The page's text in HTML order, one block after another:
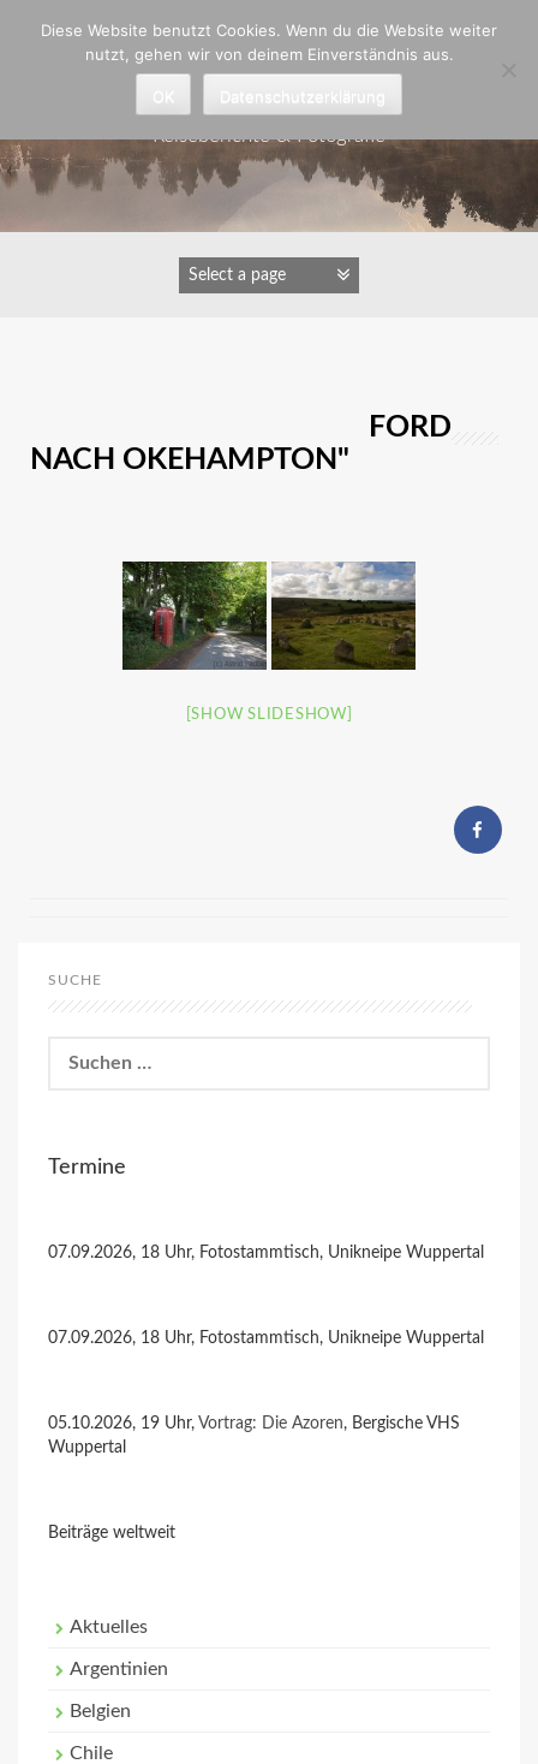
Astrid Padberg
Reiseberichte & Fotografie
IMAGES TAGGED "CHAGFORD
NACH OKEHAMPTON"
[SHOW SLIDESHOW]
SUCHE
nach:
Termine
07.09.2026, 18 Uhr, Fotostammtisch, Unikneipe Wuppertal
07.09.2026, 18 Uhr, Fotostammtisch, Unikneipe Wuppertal
05.10.2026, 19 Uhr, Vortrag: Die Azoren, Bergische VHS
Wuppertal
Beiträge weltweit
Aktuelles
Argentinien
Belgien
Chile
Diese Website benutzt Cookies. Wenn du die Website weiter
nutzt, gehen wir von deinem Einverständnis aus.